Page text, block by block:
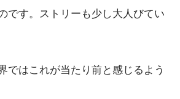
です。ストリーも少し大人びてい
ではこれが当たり前と感じるよう